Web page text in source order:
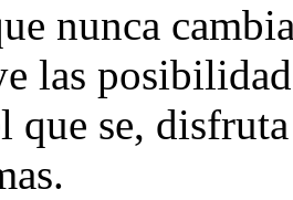
nunca
las
que se,